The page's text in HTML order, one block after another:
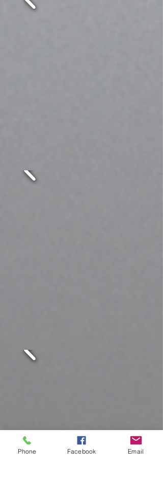
Phone Facebook Email